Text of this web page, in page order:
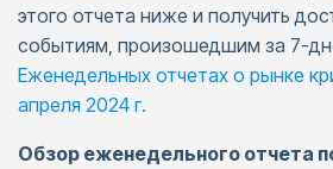
этого отчета ниже и получить
событиям, произошедшим за 7-
Еженедельных отчетах о рынке
апреля 2024 г.
Обзор еженедельного отчета